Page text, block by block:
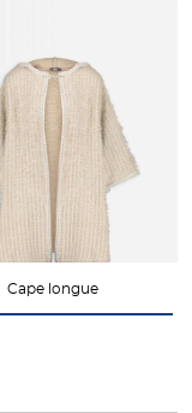
Cape longue